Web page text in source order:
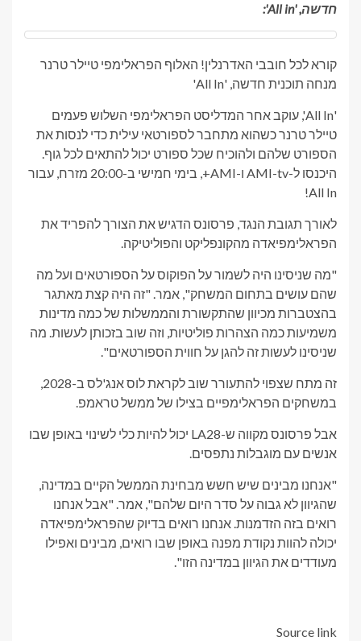
חדשה, 'All in':
קורא לכל חובבי האדרנלין! האלוף הפראלימפי טיילר טרנר
מנחה תוכנית חדשה, 'All In'
'All In', עוקב אחר המדליסט הפראלימפי השלוש פעמים
טיילר טרנר כשהוא מתחבר לספורטאי עילית כדי לנסות את
הספורט שלהם ולהוכיח שכל ספורט יכול להתאים לכל גוף.
היכנסו ל-AMI-tv ו-AMI+, בימי חמישי ב-20:00 מזרח, עבור
All In!
לאורך תגובת הנגד, פרסונס הדגיש את הצורך להפריד את
הפראלימפיאדה מהקונפליקט והפוליטיקה.
"מה שניסינו היה לשמור על הפוקוס על הספורטאים ועל מה
שהם עושים בתחום המשחק", אמר. "זה היה קצת מאתגר
בהצטברות מכיוון שהתקשורת והממשלות של כמה מדינות
משמיעות כמה הצהרות פוליטיות, וזה שוב בזכותן לעשות. מה
שניסינו לעשות זה להגן על חווית הספורטאים".
זה מתח שצפוי להתעורר שוב לקראת לוס אנג'לס ב-2028,
במשחקים הפראלימפיים בצילו של ממשל טראמפ.
אבל פרסונס מקווה ש-LA28 יכול להיות כלי לשינוי באופן שבו
אנשים עם מוגבלות נתפסים.
"אנחנו מבינים שיש חשש מבחינת הממשל הקיים במדינה,
שהגיוון לא גבוה על סדר היום שלהם", אמר. "אבל אנחנו
רואים בזה הזדמנות. אנחנו רואים בדיוק שהפראלימפיאדה
יכולה להוות נקודת מפנה באופן שבו רואים, מבינים ואפילו
מעודדים את הגיוון במדינה הזו".
Source link